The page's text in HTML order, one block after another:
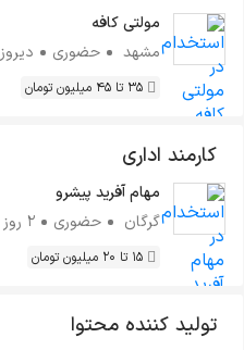
مولتی کافه
مشهد
حضوری دیروز
35 تا 45 میلیون تومان
کارمند اداری
مهام آفرید پیشرو
گرگان
حضوری 2 روز پیش
15 تا 20 میلیون تومان
تولید کننده محتوا